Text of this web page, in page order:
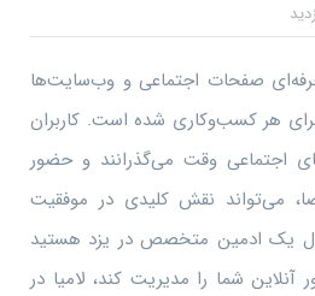
صفحات اجتماعی و وب‌سایت‌ها
هر کسب‌وکاری شده است. کاربران
اجتماعی وقت می‌گذرانند و حضور
می‌تواند نقش کلیدی در موفقیت
یک ادمین متخصص در یزد هستید
شما را مدیریت کند، لامیا در